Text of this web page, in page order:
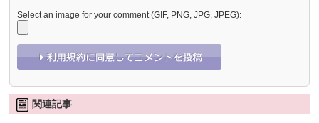
Select an image for your comment (GIF, PNG, JPG, JPEG):
関連記事